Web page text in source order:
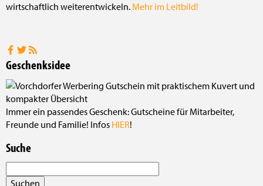
wirtschaftlich weiterentwickeln. Mehr im Leitbild!
Geschenksidee
Immer ein passendes Geschenk: Gutscheine für Mitarbeiter,
Freunde und Familie! Infos HIER!
Suche